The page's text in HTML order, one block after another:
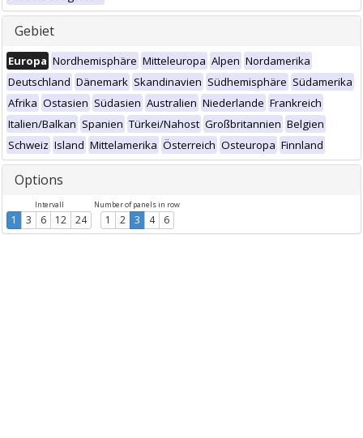
Gebiet
Europa Nordhemisphäre Mitteleuropa Alpen Nordamerika
Deutschland Dänemark Skandinavien Südhemisphäre Südamerika
Afrika Ostasien Südasien Australien Niederlande Frankreich
Italien/Balkan Spanien Türkei/Nahost Großbritannien Belgien
Schweiz Island Mittelamerika Österreich Osteuropa Finnland
Options
Intervall
1 3 6 12 24
Number of panels in row
1 2 3 4 6